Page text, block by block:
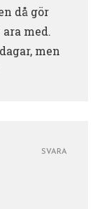
då gör
med.
men
SVARA